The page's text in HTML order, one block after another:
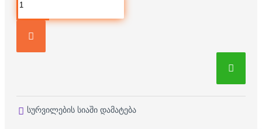
სურვილების სიაში დამატება